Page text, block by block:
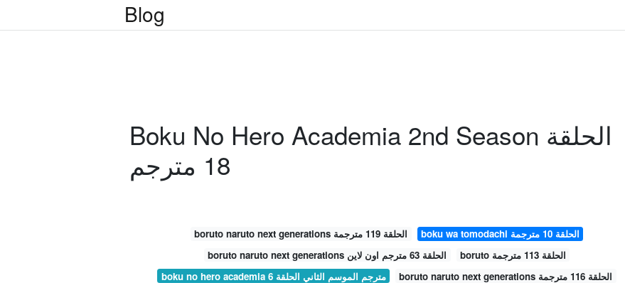
Blog
Boku No Hero Academia 2nd Season الحلقة
18 مترجم
boruto naruto next generations الحلقة 119 مترجمة
boku wa tomodachi الحلقة 10 مترجمة
boruto naruto next generations الحلقة 63 مترجم اون لاين
boruto الحلقة 113 مترجمة
boku no hero academia مترجم الموسم الثاني الحلقة 6
boruto naruto next generations الحلقة 116 مترجمة